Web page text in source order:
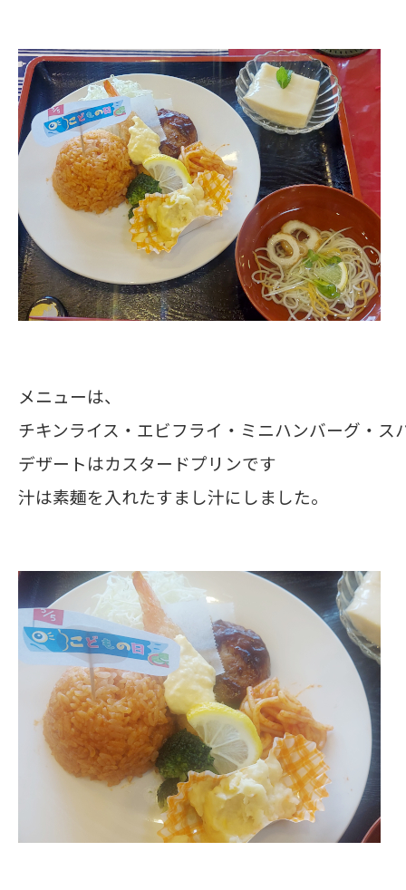
メニューは、
チキンライス・エビフライ・ミニハンバーグ・ス
デザートはカスタードプリンです
汁は素麺を入れたすまし汁にしました。